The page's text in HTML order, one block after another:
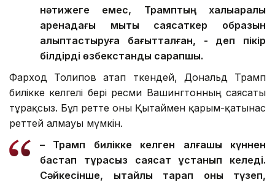
нәтижеге емес, Трамптың халықаралық
аренадағы мықты саясаткер образын
қалыптастыруға бағытталған, - деп пікір
білдірді өзбекстандық сарапшы.
Фарход Толипов атап өткендей, Дональд Трамп
билікке келгелі бері ресми Вашингтонның саясаты
тұрақсыз. Бұл ретте оны Қытаймен қарым-қатынас
реттей алмауы мүмкін.
– Трамп билікке келген алғашқы күннен
бастап тұрақсыз саясат ұстанып келеді.
Сәйкесінше, қытайлық тарап оны түзеп,